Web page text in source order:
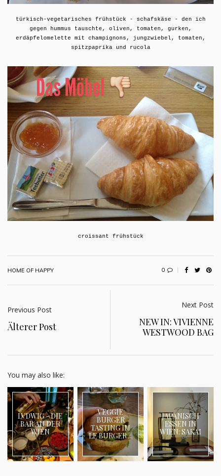
türkisch-vegetarisches frühstück - schafskäse - den ich
gegen hummus tauschte, oliven, tomaten, gurken,
erdäpfelomelette mit champignons, jungzwiebel, tomaten,
spitzpaprika und rucola
croissant frühstück
HOME OF HAPPY 0
Previous Post
Älterer Post
Next Post
NEW IN: VIVIENNE
WESTWOOD BAG
You may also like:
LVDWIG - DIE
BAR AN DER
WIEN
VEGGIE
BURGER
TASTING IM
LE BURGER ...
JAPANISCH
ESSEN IN
WIEN: SAKAI